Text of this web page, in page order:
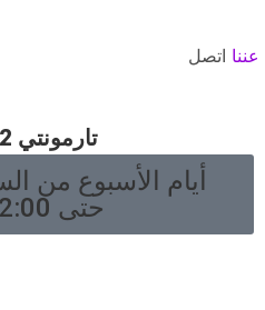
عننا اتصل
تارمونتي 2، هولولا
حتى 2:00 ظهرًا.